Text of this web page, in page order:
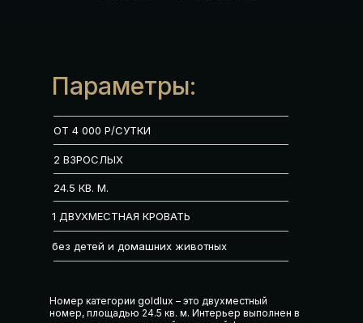
ОТ 4 000 Р/СУТКИ
Параметры:
24.5 КВ. М.
2 ВЗРОСЛЫХ
1 ДВУХМЕСТНАЯ КРОВАТЬ
без детей и домашних животных
Номер категории goldlux – это двухместный
номер, площадью 24.5 кв. м. Интерьер выполнен в